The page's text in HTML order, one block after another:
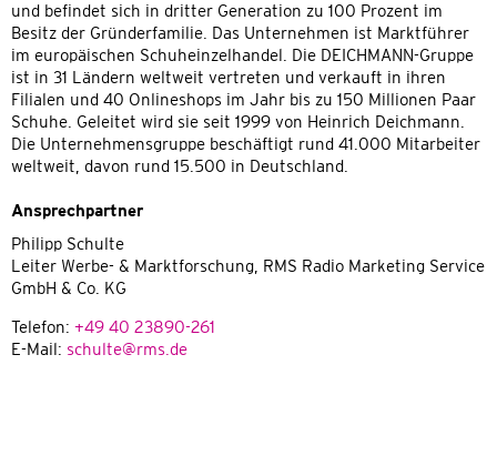
und befindet sich in dritter Generation zu 100 Prozent im
Besitz der Gründerfamilie. Das Unternehmen ist Marktführer
im europäischen Schuheinzelhandel. Die DEICHMANN-Gruppe
ist in 31 Ländern weltweit vertreten und verkauft in ihren
Filialen und 40 Onlineshops im Jahr bis zu 150 Millionen Paar
Schuhe. Geleitet wird sie seit 1999 von Heinrich Deichmann.
Die Unternehmensgruppe beschäftigt rund 41.000 Mitarbeiter
weltweit, davon rund 15.500 in Deutschland.
Ansprechpartner
Philipp Schulte
Leiter Werbe- & Marktforschung, RMS Radio Marketing Service
GmbH & Co. KG
Telefon: +49 40 23890-261
E-Mail: schulte@rms.de